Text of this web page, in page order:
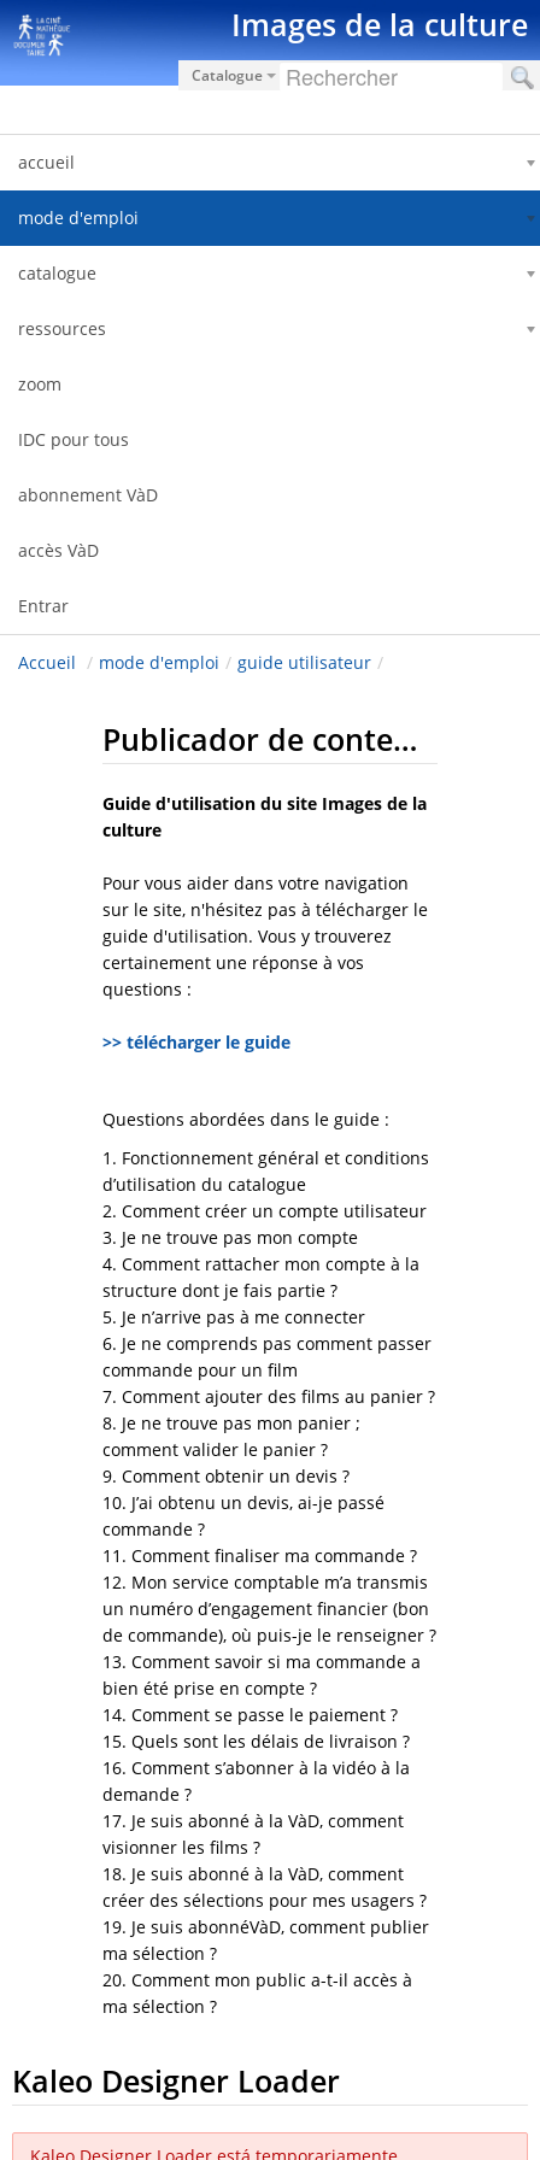
Pular para o conteúdo Images de la culture
Catalogue
accueil
mode d'emploi
catalogue
ressources
zoom
IDC pour tous
abonnement VàD
accès VàD
Entrar
Accueil / mode d'emploi / guide utilisateur /
Publicador de conteúdo web
Guide d'utilisation du site Images de la
culture
Pour vous aider dans votre navigation
sur le site, n'hésitez pas à télécharger le
guide d'utilisation. Vous y trouverez
certainement une réponse à vos
questions :
>> télécharger le guide
Questions abordées dans le guide :
1. Fonctionnement général et conditions
d’utilisation du catalogue
2. Comment créer un compte utilisateur
3. Je ne trouve pas mon compte
4. Comment rattacher mon compte à la
structure dont je fais partie ?
5. Je n’arrive pas à me connecter
6. Je ne comprends pas comment passer
commande pour un film
7. Comment ajouter des films au panier ?
8. Je ne trouve pas mon panier ;
comment valider le panier ?
9. Comment obtenir un devis ?
10. J’ai obtenu un devis, ai-je passé
commande ?
11. Comment finaliser ma commande ?
12. Mon service comptable m’a transmis
un numéro d’engagement financier (bon
de commande), où puis-je le renseigner ?
13. Comment savoir si ma commande a
bien été prise en compte ?
14. Comment se passe le paiement ?
15. Quels sont les délais de livraison ?
16. Comment s’abonner à la vidéo à la
demande ?
17. Je suis abonné à la VàD, comment
visionner les films ?
18. Je suis abonné à la VàD, comment
créer des sélections pour mes usagers ?
19. Je suis abonnéVàD, comment publier
ma sélection ?
20. Comment mon public a-t-il accès à
ma sélection ?
Kaleo Designer Loader